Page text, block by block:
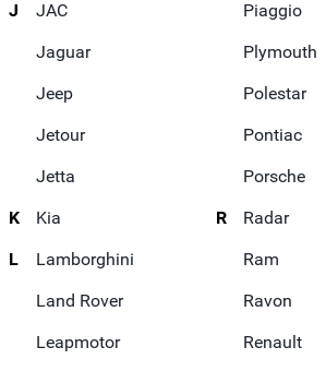
J
JAC
Jaguar
Jeep
Jetour
Jetta
K
Kia
L
Lamborghini
Land Rover
Leapmotor
Piaggio
Plymouth
Polestar
Pontiac
Porsche
R
Radar
Ram
Ravon
Renault